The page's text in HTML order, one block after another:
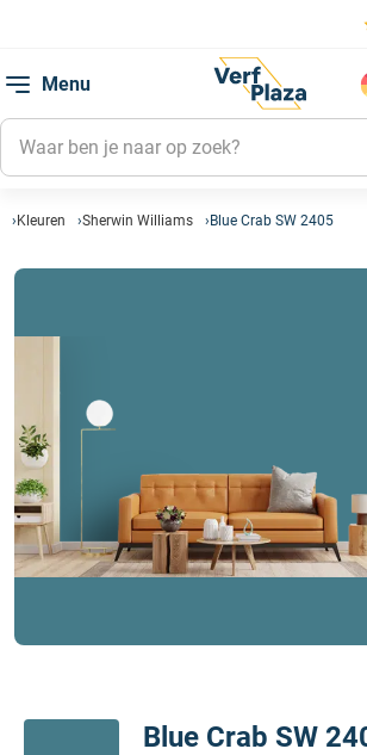
Menu
Kleuren Sherwin Williams Blue Crab SW 2405
Blue Crab SW